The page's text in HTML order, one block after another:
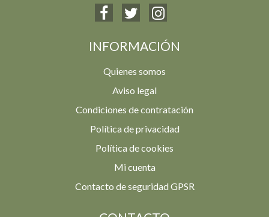
INFORMACIÓN
Quienes somos
Aviso legal
Condiciones de contratación
Política de privacidad
Política de cookies
Mi cuenta
Contacto de seguridad GPSR